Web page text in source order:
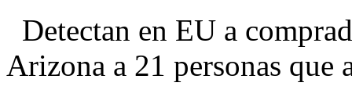
Detectan en EU a
Arizona a 21 personas que